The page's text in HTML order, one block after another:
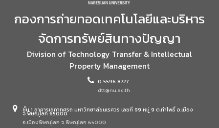
กองการถ่ายทอดเทคโนโลยีและบริหาร
จัดการทรัพย์สินทางปัญญา
Division of Technology Transfer & Intellectual
Property Management
0 5596 8727
dtt@nu.ac.th
ชั้น 1 อาคารเอกาทศรถ มหาวิทยาลัยนเรศวร เลขที่ 99 หมู่ 9 ต.ท่าโพธิ์ อ.เมือง
จ.พิษณุโลก 65000
อ.เมืองพิษณุโลก จ.พิษณุโลก 65000